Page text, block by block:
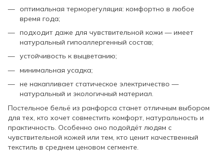
оптимальная терморегуляция: комфортно в любое
время года;
подходит даже для чувствительной кожи — имеет
натуральный гипоаллергенный состав;
устойчивость к выцветанию;
минимальная усадка;
не накапливает статическое электричество —
натуральный и экологичный материал.
Постельное бельё из ранфорса станет отличным выбором
для тех, кто хочет совместить комфорт, натуральность и
практичность. Особенно оно подойдёт людям с
чувствительной кожей или тем, кто ценит качественный
текстиль в среднем ценовом сегменте.